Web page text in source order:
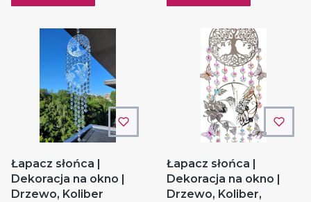
Łapacz słońca |
Dekoracja na okno |
Drzewo, Koliber
Łapacz słońca |
Dekoracja na okno |
Drzewo, Koliber,